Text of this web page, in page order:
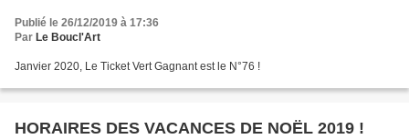
Publié le 26/12/2019 à 17:36
Par Le Boucl'Art
Janvier 2020, Le Ticket Vert Gagnant est le N°76 !
HORAIRES DES VACANCES DE NOËL 2019 !